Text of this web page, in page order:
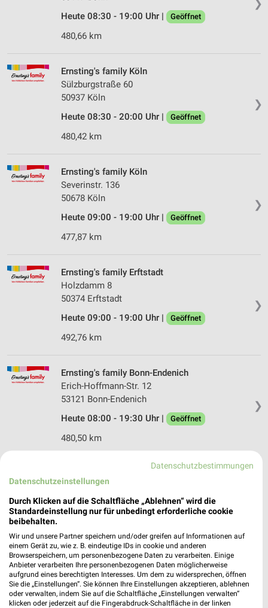
❯
Heute 08:30 - 19:00 Uhr |
Geöffnet
480,66 km
❯
Ernsting's family Köln
Sülzburgstraße 60
50937 Köln
Heute 08:30 - 20:00 Uhr |
Geöffnet
480,42 km
❯
Ernsting's family Köln
Severinstr. 136
50678 Köln
Heute 09:00 - 19:00 Uhr |
Geöffnet
477,87 km
❯
Ernsting's family Erftstadt
Holzdamm 8
50374 Erftstadt
Heute 09:00 - 19:00 Uhr |
Geöffnet
492,76 km
❯
Ernsting's family Bonn-Endenich
Erich-Hoffmann-Str. 12
53121 Bonn-Endenich
Heute 08:00 - 19:30 Uhr |
Geöffnet
480,50 km
Parkallee 10
53919 Weilerswist
Heute 09:00 - 19:00 Uhr |
493,26 km
Ernsting's family Troisdorf
Kölner Straße 46-48
53840 Troisdorf
Datenschutzbestimmungen
Datenschutzeinstellungen
Durch Klicken auf die Schaltfläche „Ablehnen“ wird die
Standardeinstellung nur für unbedingt erforderliche cookie
beibehalten.
Wir und unsere Partner speichern und/oder greifen auf Informationen auf
einem Gerät zu, wie z. B. eindeutige IDs in cookie und anderen
Browserspeichern, um personenbezogene Daten zu verarbeiten. Einige
Anbieter verarbeiten Ihre personenbezogenen Daten möglicherweise
aufgrund eines berechtigten Interesses. Um dem zu widersprechen, öffnen
Sie die „Einstellungen“. Sie können Ihre Einstellungen akzeptieren, ablehnen
oder verwalten, indem Sie auf die Schaltfläche „Einstellungen verwalten“
klicken oder jederzeit auf die Fingerabdruck-Schaltfläche in der linken